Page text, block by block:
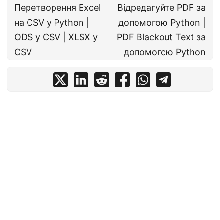
Перетворення Excel
на CSV у Python |
ODS у CSV | XLSX у
CSV
Відредагуйте PDF за
допомогою Python |
PDF Blackout Text за
допомогою Python